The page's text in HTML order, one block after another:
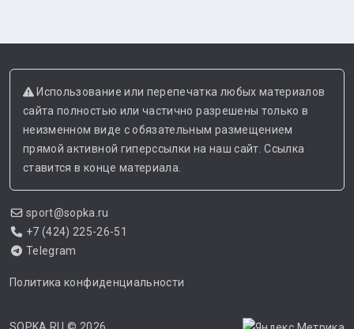
Использование или перепечатка любых материалов
сайта полностью или частично разрешены только в
неизменном виде с обязательным размещением
прямой активной гиперссылки на наш сайт. Ссылка
ставится в конце материала.
sport@sopka.ru
+7 (424) 225-26-51
Telegram
Политика конфиденциальности